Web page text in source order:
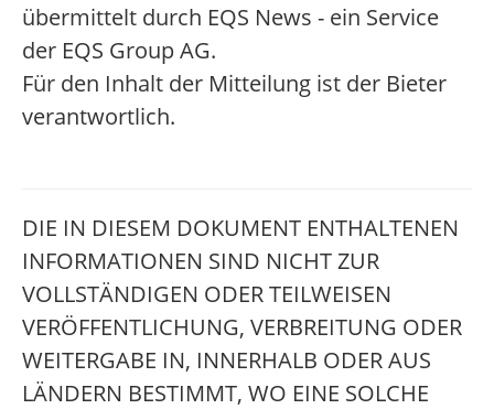
übermittelt durch EQS News - ein Service
der EQS Group AG.
Für den Inhalt der Mitteilung ist der Bieter
verantwortlich.
DIE IN DIESEM DOKUMENT ENTHALTENEN
INFORMATIONEN SIND NICHT ZUR
VOLLSTÄNDIGEN ODER TEILWEISEN
VERÖFFENTLICHUNG, VERBREITUNG ODER
WEITERGABE IN, INNERHALB ODER AUS
LÄNDERN BESTIMMT, WO EINE SOLCHE